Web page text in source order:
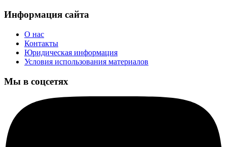
Информация сайта
О нас
Контакты
Юридическая информация
Условия использования материалов
Мы в соцсетях